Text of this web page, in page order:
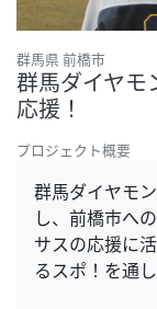
群馬県 前橋市
群馬ダイヤモ
応援！
プロジェクト概要
群馬ダイヤモ
し、前橋市へ
サスの応援に
るスポ！を通